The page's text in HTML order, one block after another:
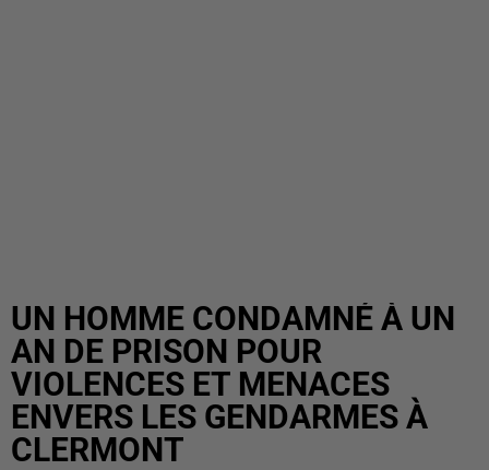
UN HOMME CONDAMNÉ À UN
AN DE PRISON POUR
VIOLENCES ET MENACES
ENVERS LES GENDARMES À
CLERMONT